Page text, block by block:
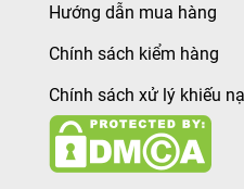
Hướng dẫn mua hàng
Chính sách kiểm hàng
Chính sách xử lý khiếu